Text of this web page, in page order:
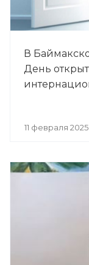
В
День
11 февраля 2025